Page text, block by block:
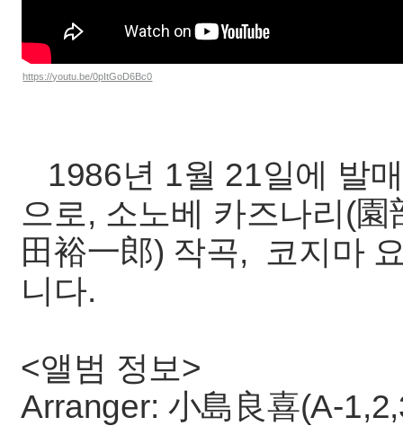
https://youtu.be/0pItGoD6Bc0
1986년 1월 21일에 발
으로, 소노베 카즈나리(
田裕一郎) 작곡, 코지마
니다.
<앨범 정보>
Arranger: 小島良喜(A-